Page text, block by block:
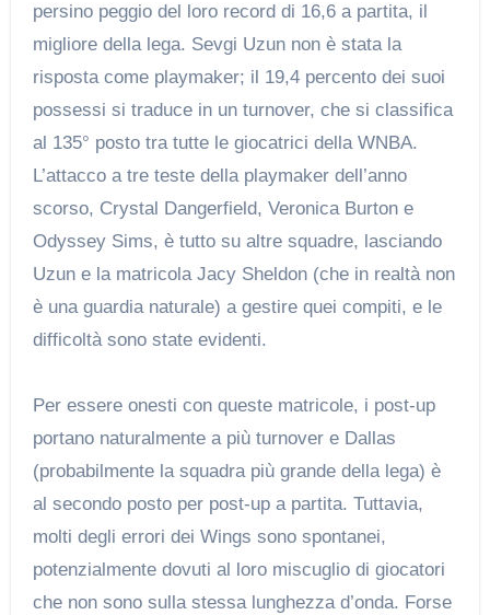
persino peggio del loro record di 16,6 a partita, il
migliore della lega. Sevgi Uzun non è stata la
risposta come playmaker; il 19,4 percento dei suoi
possessi si traduce in un turnover, che si classifica
al 135° posto tra tutte le giocatrici della WNBA.
L’attacco a tre teste della playmaker dell’anno
scorso, Crystal Dangerfield, Veronica Burton e
Odyssey Sims, è tutto su altre squadre, lasciando
Uzun e la matricola Jacy Sheldon (che in realtà non
è una guardia naturale) a gestire quei compiti, e le
difficoltà sono state evidenti.
Per essere onesti con queste matricole, i post-up
portano naturalmente a più turnover e Dallas
(probabilmente la squadra più grande della lega) è
al secondo posto per post-up a partita. Tuttavia,
molti degli errori dei Wings sono spontanei,
potenzialmente dovuti al loro miscuglio di giocatori
che non sono sulla stessa lunghezza d’onda. Forse